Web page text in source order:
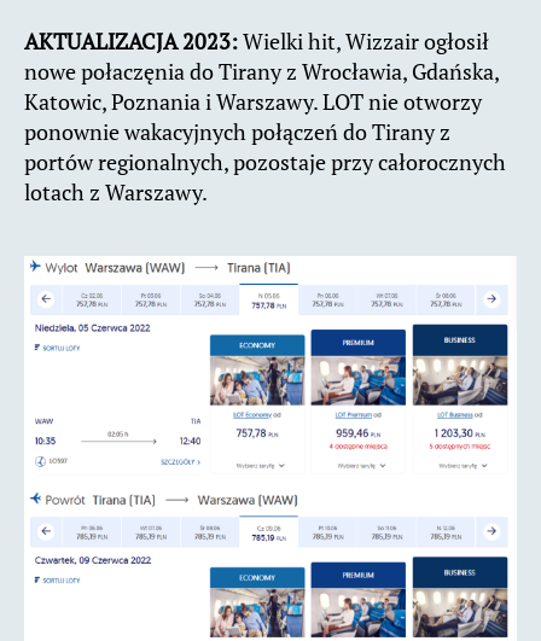
AKTUALIZACJA 2023:Wielki hit, Wizzair ogłosił
nowe połaczęnia do Tirany z Wrocławia, Gdańska,
Katowic, Poznania i Warszawy. LOT nie otworzy
ponownie wakacyjnych połączeń do Tirany z
portów regionalnych, pozostaje przy całorocznych
lotach z Warszawy.